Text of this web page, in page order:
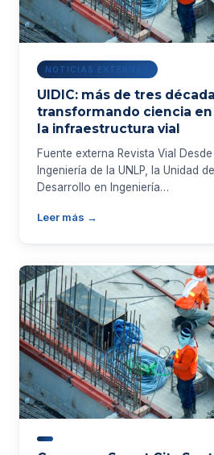
NOTICIAS EXTERNAS
UIDIC: más de tres
transformando ciencia
la infraestructura vial
Fuente externa Revista Vial
Ingeniería de la UNLP, la Unidad
Desarrollo en Ingeniería…
Leer más →